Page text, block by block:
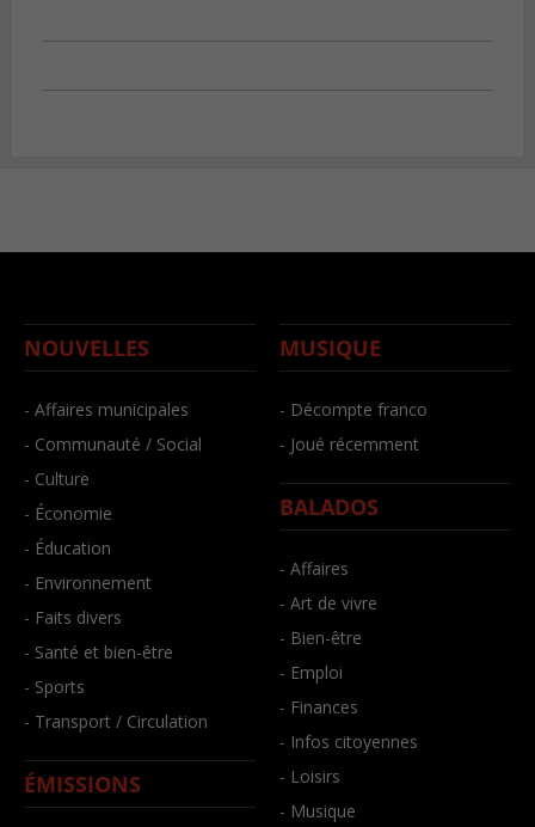
NOUVELLES
- Affaires municipales
- Communauté / Social
- Culture
- Économie
- Éducation
- Environnement
- Faits divers
- Santé et bien-être
- Sports
- Transport / Circulation
ÉMISSIONS
MUSIQUE
- Décompte franco
- Joué récemment
BALADOS
- Affaires
- Art de vivre
- Bien-être
- Emploi
- Finances
- Infos citoyennes
- Loisirs
- Musique